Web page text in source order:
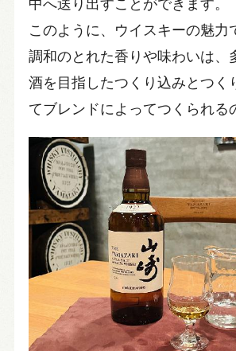
中へ送り出すことができます。
このように、ウイスキーの魅力
調和のとれた香りや味わいは、
酒を目指したつくり込みとつく
てブレンドによってつくられる